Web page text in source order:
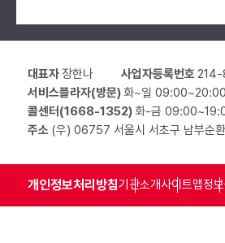
대표자장한나 사업자등록번호
서비스플라자(방문) 화~일
콜센터(1668-1352) 화-금
주소 (우) 06757 서울시 서초구 남부순
개인정보처리방침기관소개사이트맵정